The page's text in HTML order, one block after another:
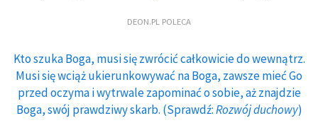
DEON.PL POLECA
Kto szuka Boga, musi się zwrócić całkowicie do wewnątrz.
Musi się wciąż ukierunkowywać na Boga, zawsze mieć Go
przed oczyma i wytrwale zapominać o sobie, aż znajdzie
Boga, swój prawdziwy skarb. (Sprawdź:Rozwój duchowy)